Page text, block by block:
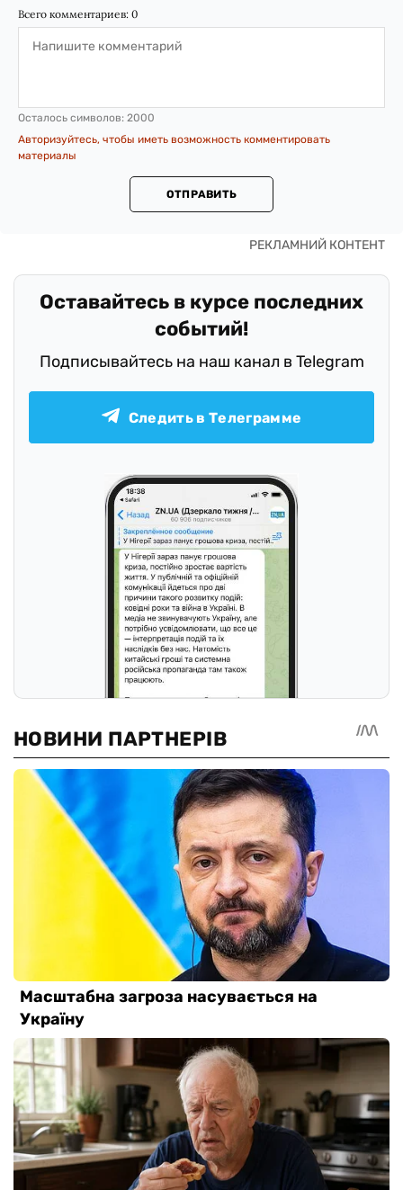
Всего комментариев: 0
Осталось символов: 2000
Авторизуйтесь, чтобы иметь возможность комментировать
материалы
ОТПРАВИТЬ
Оставайтесь в курсе последних
событий!
Подписывайтесь на наш канал в Telegram
Следить в Телеграмме